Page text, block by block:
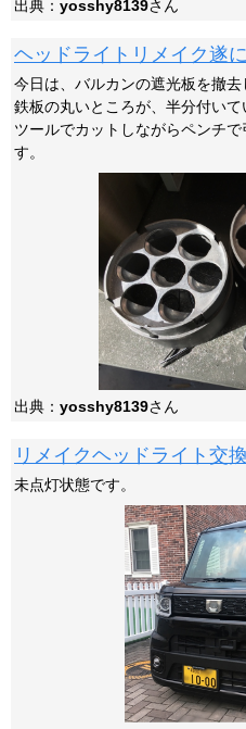
出典： yosshy8139さん
ヘッドライトリメイク遂
今日は、バルカンの遮光板を撤
鉄板の丸いところが、半分付い
ツールでカットしながらペンチ
す。
出典： yosshy8139さん
リメイクヘッドライト交換
未点灯状態です。